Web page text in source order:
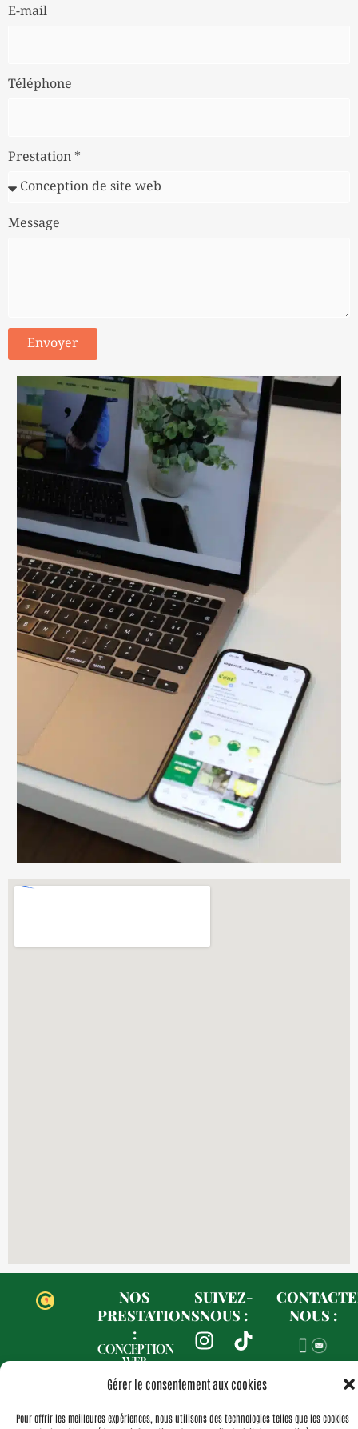
Gérer le consentement aux cookies
Pour offrir les meilleures expériences, nous utilisons des technologies telles que les cookies
E-mail
Téléphone
Prestation *
Message
Envoyer
NOS
PRESTATIONS
:
CONCEPTION
WEB
SOCIAUX
VISUELLE
NOS
SUIVEZ-
NOUS :
I
n
s
t
a
T
i
k
t
o
F
a
c
e
b
L
i
n
k
e
NOUS :